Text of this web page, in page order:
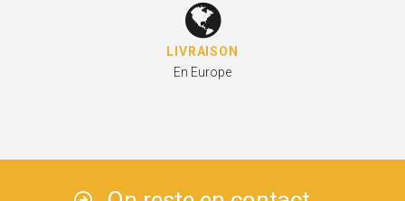
LIVRAISON
En Europe